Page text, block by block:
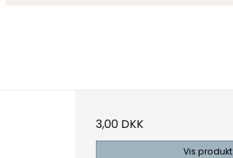
3,00 DKK
Vis produkt